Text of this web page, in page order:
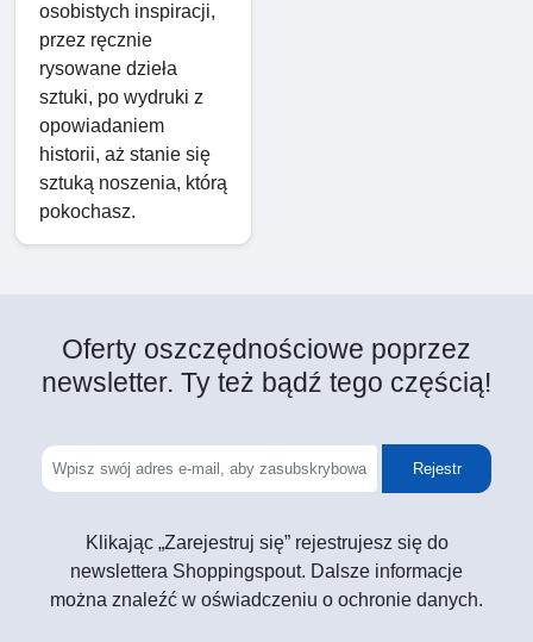
osobistych inspiracji,
przez ręcznie
rysowane dzieła
sztuki, po wydruki z
opowiadaniem
historii, aż stanie się
sztuką noszenia, którą
pokochasz.
Oferty oszczędnościowe poprzez
newsletter. Ty też bądź tego częścią!
Rejestr
Klikając „Zarejestruj się” rejestrujesz się do
newslettera Shoppingspout. Dalsze informacje
można znaleźć w oświadczeniu o ochronie danych.